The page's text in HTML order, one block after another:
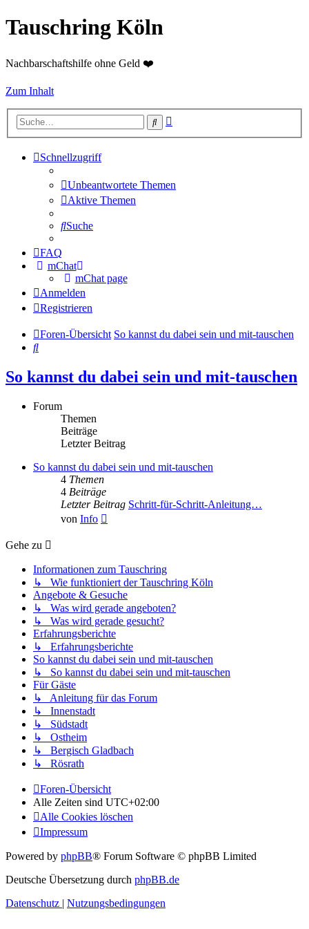
Tauschring Köln
Nachbarschaftshilfe ohne Geld ❤️
Zum Inhalt
Suche
Schnellzugriff
Unbeantwortete Themen
Aktive Themen
Suche
FAQ
mChat
mChat page
Anmelden
Registrieren
Foren-Übersicht So kannst du dabei sein und mit-tauschen
Suche
So kannst du dabei sein und mit-tauschen
Forum
Themen
Beiträge
Letzter Beitrag
So kannst du dabei sein und mit-tauschen
4 Themen
4 Beiträge
Letzter Beitrag Schritt-für-Schritt-Anleitung…
von Info
Gehe zu
Informationen zum Tauschring
↳ Wie funktioniert der Tauschring Köln
Angebote & Gesuche
↳ Was wird gerade angeboten?
↳ Was wird gerade gesucht?
Erfahrungsberichte
↳ Erfahrungsberichte
So kannst du dabei sein und mit-tauschen
↳ So kannst du dabei sein und mit-tauschen
Für Gäste
↳ Anleitung für das Forum
↳ Innenstadt
↳ Südstadt
↳ Ostheim
↳ Bergisch Gladbach
↳ Rösrath
Foren-Übersicht
Alle Zeiten sind UTC+02:00
Alle Cookies löschen
Impressum
Powered by phpBB® Forum Software © phpBB Limited
Deutsche Übersetzung durch phpBB.de
Datenschutz | Nutzungsbedingungen